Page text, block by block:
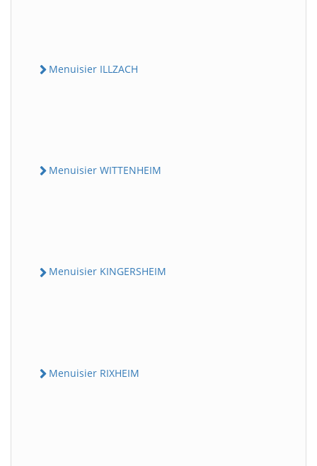
Menuisier ILLZACH
Menuisier WITTENHEIM
Menuisier KINGERSHEIM
Menuisier RIXHEIM